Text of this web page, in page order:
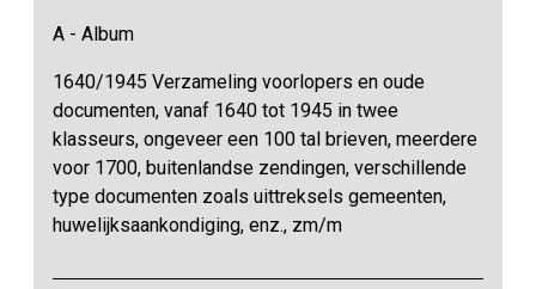
A - Album
1640/1945 Verzameling voorlopers en oude
documenten, vanaf 1640 tot 1945 in twee
klasseurs, ongeveer een 100 tal brieven, meerdere
voor 1700, buitenlandse zendingen, verschillende
type documenten zoals uittreksels gemeenten,
huwelijksaankondiging, enz., zm/m